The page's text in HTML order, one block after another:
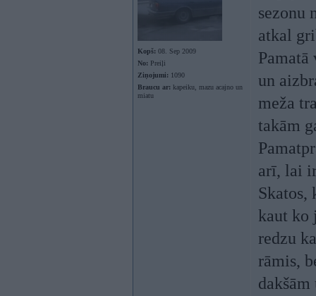
Kopš: 08. Sep 2009
No: Preiļi
Ziņojumi: 1090
Braucu ar: kapeiku, mazu acajno un
miatu
sezonu
atkal
un
meža
takām
arī, lai
Skatos,
kaut ko
redzu
rāmis,